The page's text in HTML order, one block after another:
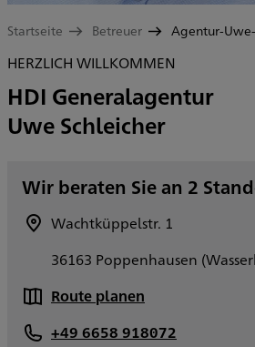
Startseite Betreuer Agentur-
HERZLICH WILLKOMMEN
HDI Generalagentur
Uwe Schleicher
Wir beraten Sie an 2
Wachtküppelstr. 1
36163 Poppenhausen
Route planen
+49 6658 918072